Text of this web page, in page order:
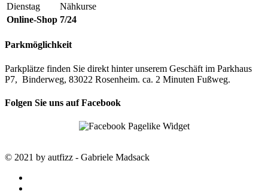
Dienstag
Nähkurse
Online-Shop 7/24
Parkmöglichkeit
Parkplätze finden Sie direkt hinter unserem Geschäft im Parkhaus
P7, Binderweg, 83022 Rosenheim. ca. 2 Minuten Fußweg.
Folgen Sie uns auf Facebook
© 2021 by autfizz - Gabriele Madsack